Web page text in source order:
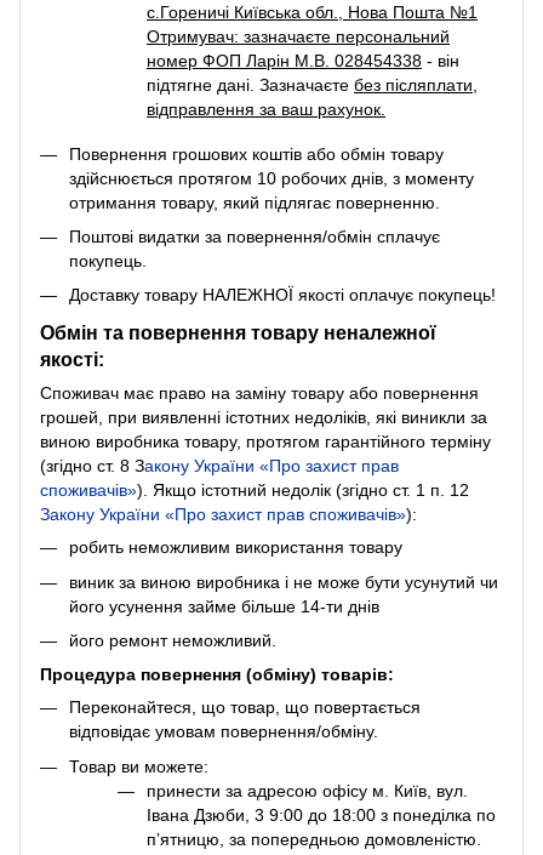
с.Гореничі Київська обл., Нова Пошта №1
Отримувач: зазначаєте персональний
номер ФОП Ларін М.В. 028454338 - він
підтягне дані. Зазначаєте без післяплати
відправлення за ваш рахунок.
Повернення грошових коштів або обмін товару
здійснюється протягом 10 робочих днів, з моменту
отримання товару, який підлягає поверненню.
Поштові видатки за повернення/обмін сплачує
покупець.
Доставку товару НАЛЕЖНОЇ якості оплачує покупець!
Обмін та повернення товару неналежної
якості:
Споживач має право на заміну товару або повернення
грошей, при виявленні істотних недоліків, які виникли за
виною виробника товару, протягом гарантійного терміну
(згідно ст. 8 Закону України «Про захист прав
споживачів»). Якщо істотний недолік (згідно ст. 1 п. 12
Закону України «Про захист прав споживачів»):
робить неможливим використання товару
виник за виною виробника і не може бути усунутий чи
його усунення займе більше 14-ти днів
його ремонт неможливий.
Процедура повернення (обміну) товарів:
Переконайтеся, що товар, що повертається
відповідає умовам повернення/обміну.
Товар ви можете:
принести за адресою офісу м. Київ, вул.
Івана Дзюби, 3 9:00 до 18:00 з понеділка по
п’ятницю, за попередньою домовленістю.